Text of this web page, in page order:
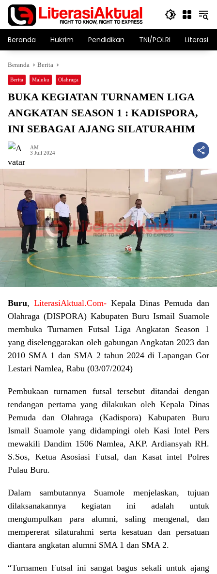
Langsung
konten
Beranda Hukrim Pendidikan TNI/POLRI Literasi
Beranda Berita
Berita Maluku Olahraga
BUKA KEGIATAN TURNAMEN LIGA
ANGKATAN SEASON 1 : KADISPORA,
INI SEBAGAI AJANG SILATURAHIM
AM
3 Juli 2024
Buru, LiterasiAktual.Com- Kepala Dinas Pemuda dan
Olahraga (DISPORA) Kabupaten Buru Ismail Suamole
membuka Turnamen Futsal Liga Angkatan Season 1
yang diselenggarakan oleh gabungan Angkatan 2023 dan
2010 SMA 1 dan SMA 2 tahun 2024 di Lapangan Gor
Lestari Namlea, Rabu (03/07/2024)
Pembukaan turnamen futsal tersebut ditandai dengan
tendangan pertama yang dilakukan oleh Kepala Dinas
Pemuda dan Olahraga (Kadispora) Kabupaten Buru
Ismail Suamole yang didampingi oleh Kasi Intel Pers
mewakili Dandim 1506 Namlea, AKP. Ardiansyah RH.
S.Sos, Ketua Asosiasi Futsal, dan Kasat intel Polres
Pulau Buru.
Dalam sambutannya Suamole menjelaskan, tujuan
dilaksanakannya kegiatan ini adalah untuk
mengumpulkan para alumni, saling mengenal, dan
mempererat silaturahmi serta kesatuan dan persatuan
diantara angkatan alumni SMA 1 dan SMA 2.
“Turnamen Futsal ini sangat bagus sekali untuk ajang